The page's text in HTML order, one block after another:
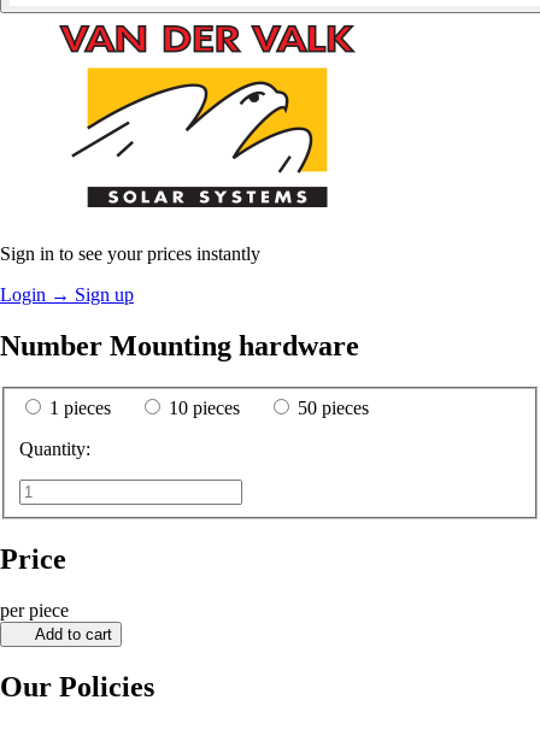
Sign in to see your prices instantly
Login → Sign up
Number Mounting hardware
1 pieces 10 pieces
50 pieces
Quantity:
Price
per piece
Add to cart
Our Policies